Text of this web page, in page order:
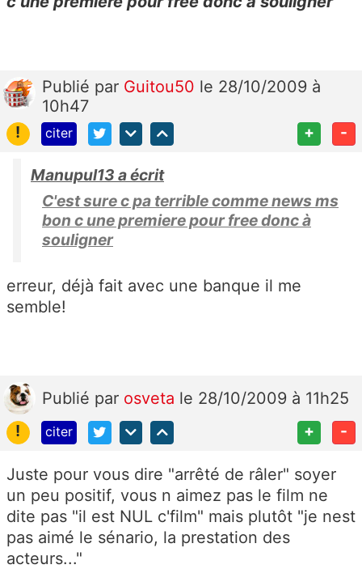
Publié par Guitou50 le 28/10/2009 à
10h47
!
citer + -
Manupul13 a écrit
C'est sure c pa terrible comme news ms
bon c une premiere pour free donc à
souligner
erreur, déjà fait avec une banque il me
semble!
Publié par osveta le 28/10/2009 à 11h25
!
citer + -
Juste pour vous dire "arrêté de râler" soyer
un peu positif, vous n aimez pas le film ne
dite pas "il est NUL c'film" mais plutôt "je nest
pas aimé le sénario, la prestation des
acteurs..."